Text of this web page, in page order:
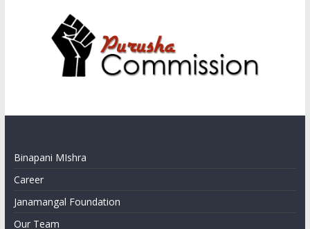
Binapani MIshra
Career
Janamangal Foundation
Our Team